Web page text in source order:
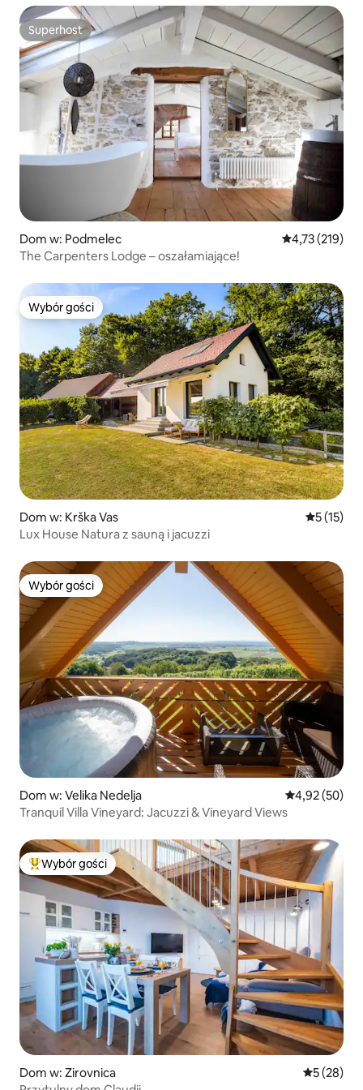
Superhost
Superhost
Dom w: Podmelec Średnia
4,73 (219)
The Carpenters Lodge – oszałamiające!
Wybór gości
Wybór gości
Dom w: Krška Vas Średnia
5 (15)
Lux House Natura z sauną i jacuzzi
Wybór gości
Wybór gości
Dom w: Velika Nedelja Średnia
4,92 (50)
Tranquil Villa Vineyard: Jacuzzi & Vineyard Views
Najpopularniejsze z kategorii Wybór gości
Wybór gości
Dom w: Zirovnica Średnia
5 (28)